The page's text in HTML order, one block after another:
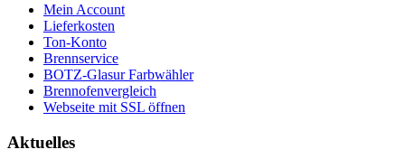
Mein Account
Lieferkosten
Ton-Konto
Brennservice
BOTZ-Glasur Farbwähler
Brennofenvergleich
Webseite mit SSL öffnen
Aktuelles